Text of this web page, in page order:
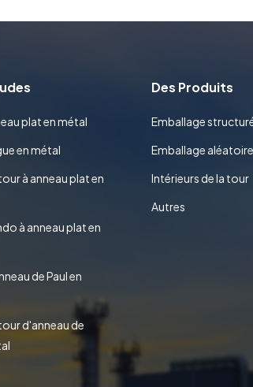
plat en métal
en métal
à anneau plat en
à anneau plat en
de Paul en
d'anneau de
Des Produits
Emballage
Emballage aléatoire
Intérieurs de la tour
Autres